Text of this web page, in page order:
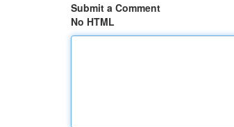
Submit a Comment
No HTML